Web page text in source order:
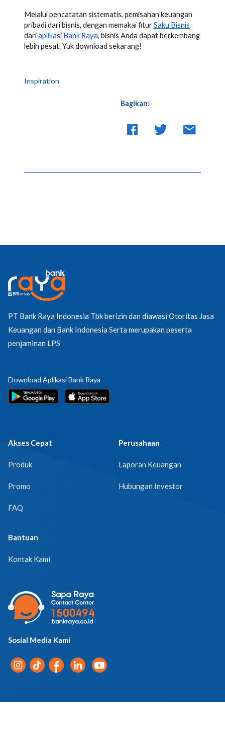
Melalui pencatatan sistematis, pemisahan keuangan
pribadi dari bisnis, dengan memakai fiturSaku Bisnis
dariaplikasi Bank Raya, bisnis Anda dapat berkembang
lebih pesat. Yuk download sekarang!
Inspiration
Bagikan:
PT Bank Raya Indonesia Tbk berizin dan diawasi Otoritas Jasa
Keuangan dan Bank Indonesia Serta merupakan peserta
penjaminan LPS
Download Aplikasi Bank Raya
Akses Cepat
Produk
Promo
FAQ
Perusahaan
Laporan Keuangan
Hubungan Investor
Bantuan
Kontak Kami
Sosial Media Kami